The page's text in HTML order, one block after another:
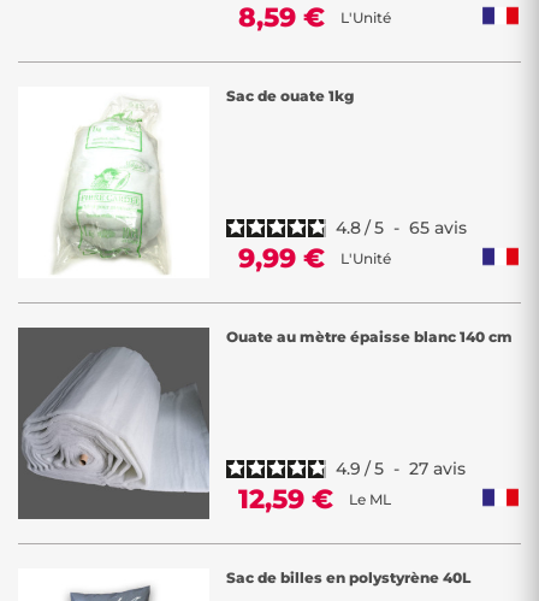
8,59 € L'Unité
Sac de ouate 1kg
4.8/5 - 65 avis
9,99 € L'Unité
Ouate au mètre épaisse blanc 140 cm
4.9 /5 - 27 avis
12,59 € Le ML
Sac de billes en polystyrène 40L